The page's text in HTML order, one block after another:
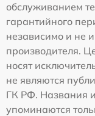
обслуживанием
гарантийного
независимо и не
производителя.
носят
не являются
ГК РФ. Названия
упоминаются